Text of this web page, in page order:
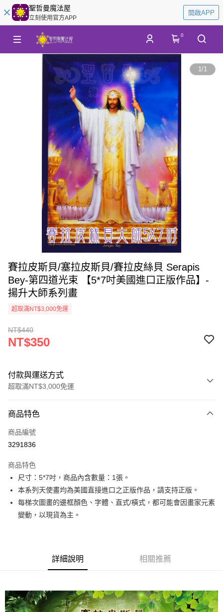
聖哲曼魔法屋
立刻使用官方APP
開啟APP
0
1/1
賽拉皮斯貝/塞拉皮斯貝/賽拉皮絲貝 Serapis
Bey-第四道光束 【5*7吋美國進口正版作品】-
揚升大師系列畫
超取滿NT$3,000免運
NT$440
NT$350
付款與運送方式
超取滿NT$3,000免運
信用卡一次付款
超商取貨付款
Apple Pay
街口支付
悠遊付
全家取貨付款
7-11取貨付款
商品特色
商品編號
3291836
商品特色
尺寸：5*7吋，商品內含數量：1張。
本系列天使畫均為美國直接進口之正版作品，請支持正版。
每梯次圖畫的邊框顏色、字體、直式/橫式，都可能會因畫家元素
變動，以現貨為主。
詳細說明 相關推薦